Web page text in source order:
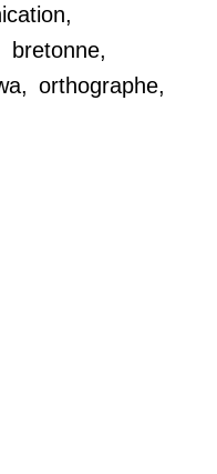
,
bretonne,
, orthographe,